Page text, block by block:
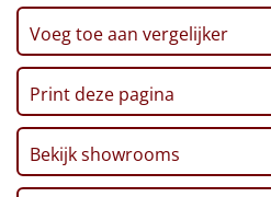
Pizzarette
Tas
Wake up light
Voeg toe aan vergelijker
Print deze pagina
Bekijk showrooms